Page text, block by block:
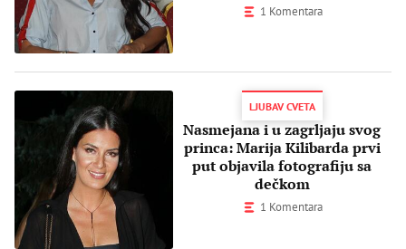
1 Komentara
LJUBAV CVETA
Nasmejana i u zagrljaju svog
princa: Marija Kilibarda prvi
put objavila fotografiju sa
dečkom
1 Komentara